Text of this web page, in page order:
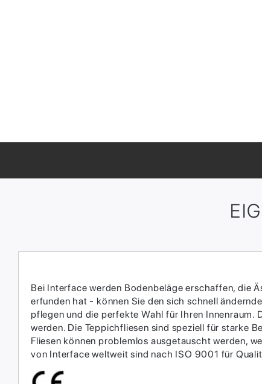
Bei Interface werden Bodenbeläge erschaffen, die
erfunden hat - können Sie den sich schnell
pflegen und die perfekte Wahl für Ihren Innenraum.​
werden.​ Die Teppichfliesen sind speziell für starke
Fliesen können problemlos ausgetauscht werden,
von Interface weltweit sind nach ISO 9001 für